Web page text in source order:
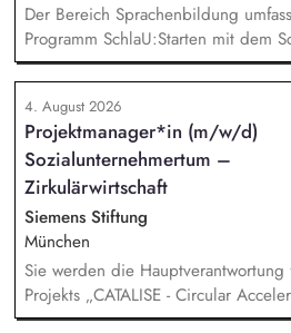
Der Bereich Sprachenbildung
Programm SchlaU:Starten mit dem
"Alphabetisierung in DaZ für die
zukünftig weitere auf
mit den Schwerpunkten
rassismuskritisches Deutschlernen
die Berufliche Bildung. Der Bereich
entwickelt in seinen Projekten dazu
innovative Unterrichtsmaterialien
Fachkräfte mit daran angeschlossenen
Weiterbildungsangeboten online
4. August 2026
Projektmanager*in (m/w/d)
Sozialunternehmertum –
Zirkulärwirtschaft
Siemens Stiftung
München
Sie werden die
Projekts „CATALISE - Circular
Assistance for Local Innovation and